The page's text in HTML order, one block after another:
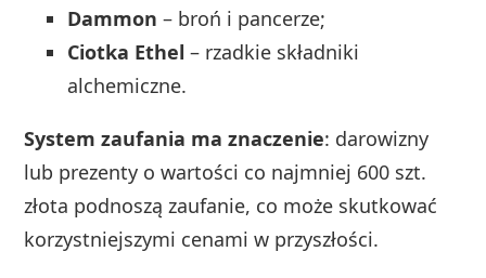
Dammon – broń i pancerze;
Ciotka Ethel – rzadkie składniki
alchemiczne.
System zaufania ma znaczenie: darowizny
lub prezenty o wartości co najmniej 600 szt.
złota podnoszą zaufanie, co może skutkować
korzystniejszymi cenami w przyszłości.